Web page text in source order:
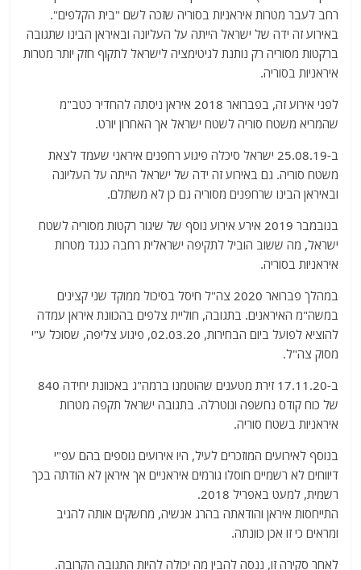
רחב לעבר מטרות איראניות בסוריה שזכה לשם "בית הקלפים".
באירוע זה ידה של ישראל הייתה על העליונה ובאיראן הבינו שתגובה
ברקטות מסוריה רק נותנת לגיטימציה לישראל לתקוף חזק יותר מטרות
איראניות בסוריה.
לפני אירוע זה, בפברואר 2018 איראן ניסתה להחדיר כטב"מ
שהמריא משטח סוריה לשטח ישראל אך האחרון יורט.
ב-25.08.19 ישראל סיכלה פיגוע רחפנים איראני שעמד לצאת
משטח סוריה. גם באירוע זה ידה של ישראל הייתה על העליונה
ובאיראן הבינו שרחפנים מסוריה גם כן לא משתלם.
בנובמבר 2019 אירע אירוע נוסף של שיגור רקטות מסוריה לשטח
ישראל, מה ששוב הוביל לתקיפה ישראלית רחבה כנגד מטרות
איראניות בסוריה.
במהלך פברואר 2020 צה"ל חיסל בסיכול ממוקד שני קצינים
במשה"מ האיראנים. בתגובה, חוליית צלפים בהכוונת איראן עמדה
להוציא לפועל ביום הבחירות, 02.03.20, פיגוע צליפה, שסוכל ע"י
מסוק צה"ל.
ב-17.11.20 זירת מטענים שהוטמנו ברמה"ג באכוונת יחידה 840
של כוח קודס נחשפה ונוטרלה. בתגובה ישראל תקפה מטרות
איראניות בשטח סוריה.
בנוסף לאירועים המוזכרים לעיל, היו אירועים נוספים בהם עפ"י
דיווחים לא רשמיים חוסלו גורמים איראניים אך איראן לא הודתה בכך
רשמית, למעט באפריל 2018.
התייחסות איראן והודאתה בהרג אנשיה, מחשקים אותה להגיב
ומראים כי זו אכן כוונתה.
לאחר סקירה זו, ננסה להבין מה יכולה להיות התגובה הקרובה.